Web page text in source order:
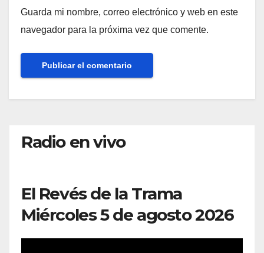
Guarda mi nombre, correo electrónico y web en este
navegador para la próxima vez que comente.
Radio en vivo
El Revés de la Trama
Miércoles 5 de agosto 2026